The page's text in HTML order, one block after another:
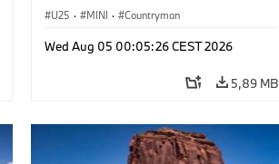
U25 · MINI · Countryman
Wed Aug 05 00:05:26 CEST 2026
5,89 MB